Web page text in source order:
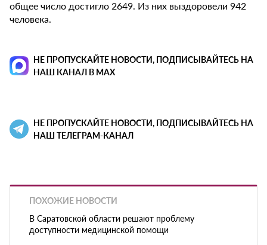
общее число достигло 2649. Из них выздоровели 942
человека.
НЕ ПРОПУСКАЙТЕ НОВОСТИ, ПОДПИСЫВАЙТЕСЬ НА
НАШ КАНАЛ В MAX
НЕ ПРОПУСКАЙТЕ НОВОСТИ, ПОДПИСЫВАЙТЕСЬ НА
НАШ ТЕЛЕГРАМ-КАНАЛ
ПОХОЖИЕ НОВОСТИ
В Саратовской области решают проблему
доступности медицинской помощи